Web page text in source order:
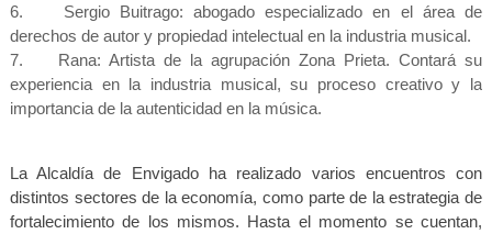
6. Sergio Buitrago: abogado especializado en el área de
derechos de autor y propiedad intelectual en la industria musical.
7. Rana: Artista de la agrupación Zona Prieta. Contará su
experiencia en la industria musical, su proceso creativo y la
importancia de la autenticidad en la música.
La Alcaldía de Envigado ha realizado varios encuentros con
distintos sectores de la economía, como parte de la estrategia de
fortalecimiento de los mismos. Hasta el momento se cuentan,